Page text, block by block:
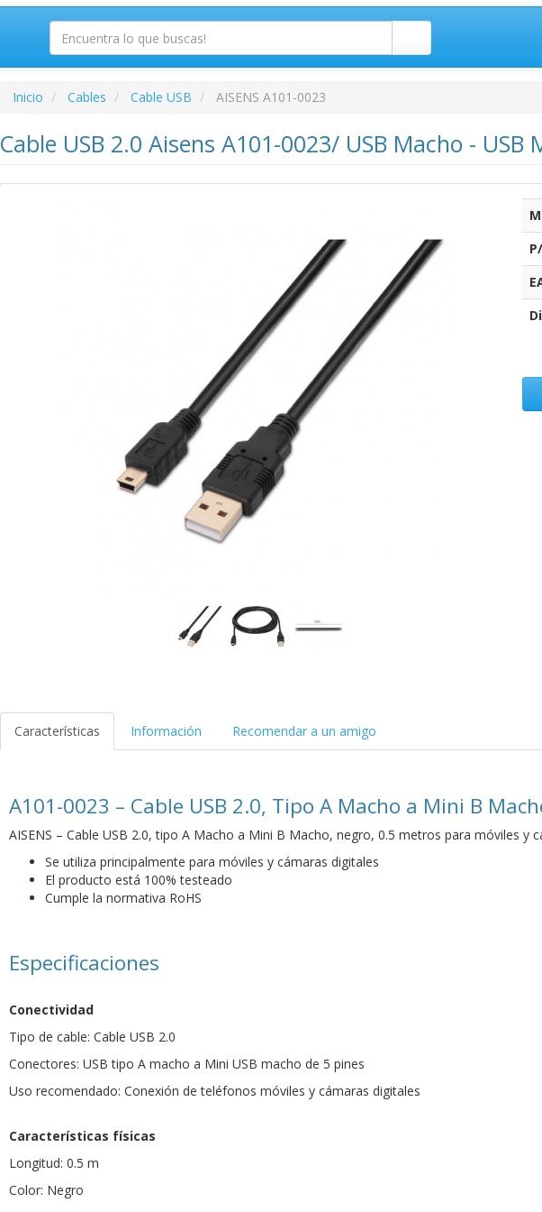
Inicio Cables Cable USB AISENS A101-0023
Cable USB 2.0 Aisens A101-0023/ USB Macho -
Características Información Recomendar a un amigo
A101-0023 – Cable USB 2.0, Tipo A Macho a Mini B
AISENS – Cable USB 2.0, tipo A Macho a Mini B Macho, negro, 0.5 metros para móviles y
Se utiliza principalmente para móviles y cámaras digitales
El producto está 100% testeado
Cumple la normativa RoHS
Especificaciones
Conectividad
Tipo de cable: Cable USB 2.0
Conectores: USB tipo A macho a Mini USB macho de 5 pines
Uso recomendado: Conexión de teléfonos móviles y cámaras digitales
Características físicas
Longitud: 0.5 m
Color: Negro